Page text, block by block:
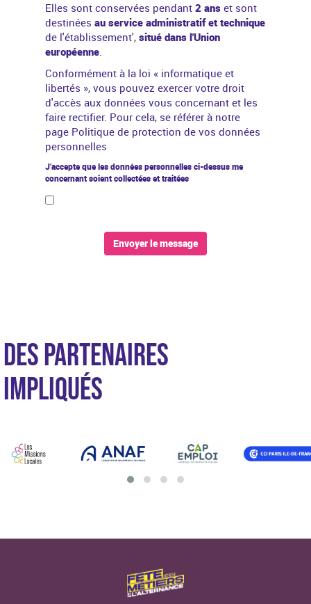
Elles sont conservées pendant 2 ans et sont
destinées au service administratif et technique
de l'établissement', situé dans l'Union
européenne.
Conformément à la loi « informatique et
libertés », vous pouvez exercer votre droit
d'accès aux données vous concernant et les
faire rectifier. Pour cela, se référer à notre
page Politique de protection de vos données
personnelles
J’accepte que les données personnelles ci-dessus me
concernant soient collectées et traitées
Envoyer le message
DES PARTENAIRES
IMPLIQUÉS